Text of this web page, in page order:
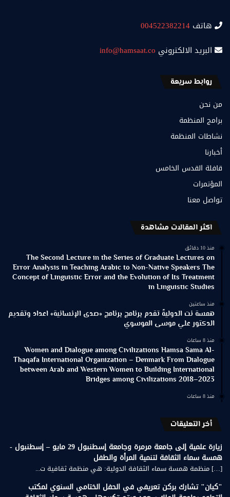
هاتف 004522382214
البريد الالكتروني info@hamsaat.co
روابط سريعة
من نحن
برامج المنظمة
نشاطات المنظمة
أخبارنا
قافلة القدس الخامس
المؤتمرات
تواصل معنا
اكثر المقالات مشاهدة
منذ 10 دقائق
The Second Lecture in the Series of Graduate Lectures on
Error Analysis in Teaching Arabic to Non-Native Speakers The
Concept of Linguistic Error and the Evolution of Its Treatment
in Linguistic Studies
منذ ساعتين
همسة نت الدوليةً تقدم برنامج برنامج «صدى الإنسانية» اعداد وتقديم
الدكتور علي موسى الموسوي
منذ 8 ساعات
Women and Dialogue among Civilizations Hamsa Sama Al-
Thaqafa International Organization – Denmark From Dialogue
between Arab and Western Women to Building International
Bridges among Civilizations 2018–2023
منذ 8 ساعات
أخر التعليقات
زيارة علمية إلى جامعة مرمرة وجامعة إسطنبول 29 مايو – إسطنبول -
همسة سماء الثقافة لتنمية المرأة والطفل
[…] منظمة همسة سماء الثقافة الدولية: هي منظمة ثقافية ت...
"كيان" تشارك بركن تعريفي في الحفل الختامي السنوي لمكتب